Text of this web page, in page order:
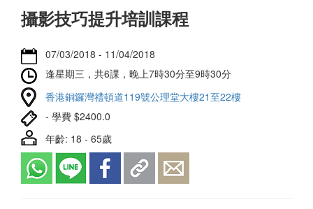
攝影技巧提升培訓課程
07/03/2018 - 11/04/2018
逢星期三，共6課，晚上7時30分至9時30分
香港銅鑼灣禮頓道119號公理堂大樓21至22樓
- 學費 $2400.0
年齡: 18 - 65歲